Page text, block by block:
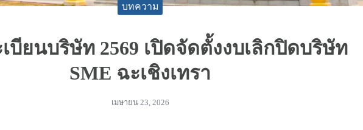
บทความ
บียนบริษัท 2569 เปิดจัดตั้งงบเลิกปิดบริษัท
SME ฉะเชิงเทรา
เมษายน 23, 2026